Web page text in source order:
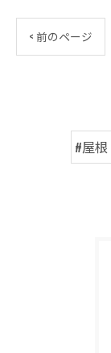
< 前のページ
#屋根